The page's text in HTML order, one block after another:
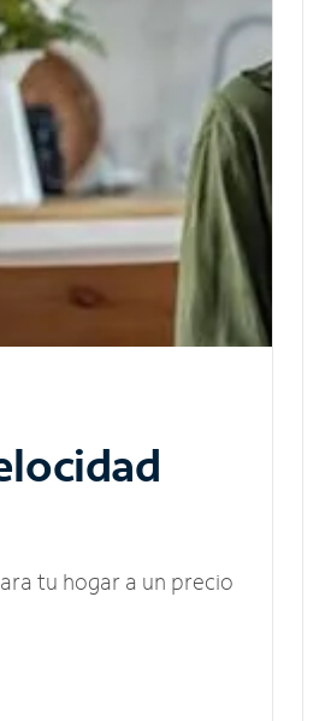
tu hogar a un precio